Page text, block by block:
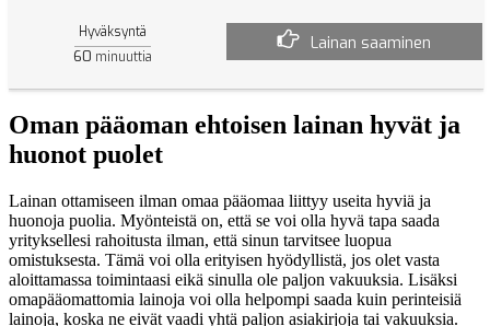
Hyväksyntä
60 minuuttia
Lainan saaminen
Oman pääoman ehtoisen lainan hyvät ja
huonot puolet
Lainan ottamiseen ilman omaa pääomaa liittyy useita hyviä ja
huonoja puolia. Myönteistä on, että se voi olla hyvä tapa saada
yrityksellesi rahoitusta ilman, että sinun tarvitsee luopua
omistuksesta. Tämä voi olla erityisen hyödyllistä, jos olet vasta
aloittamassa toimintaasi eikä sinulla ole paljon vakuuksia. Lisäksi
omapääomattomia lainoja voi olla helpompi saada kuin perinteisiä
lainoja, koska ne eivät vaadi yhtä paljon asiakirjoja tai vakuuksia.